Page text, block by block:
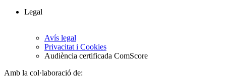
Legal
Avís legal
Privacitat i Cookies
Audiència certificada ComScore
Amb la col·laboració de: